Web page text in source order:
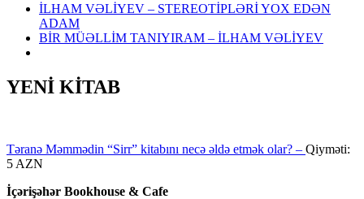
İLHAM VƏLİYEV – STEREOTİPLƏRİ YOX EDƏN
ADAM
BİR MÜƏLLİM TANIYIRAM – İLHAM VƏLİYEV
YENİ KİTAB
Təranə Məmmədin “Sirr” kitabını necə əldə etmək olar? – Qiyməti:
5 AZN
İçərişəhər Bookhouse & Cafe